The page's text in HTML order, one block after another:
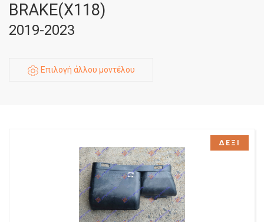
BRAKE(X118)
2019-2023
Επιλογή άλλου μοντέλου
ΔΕΞΙ